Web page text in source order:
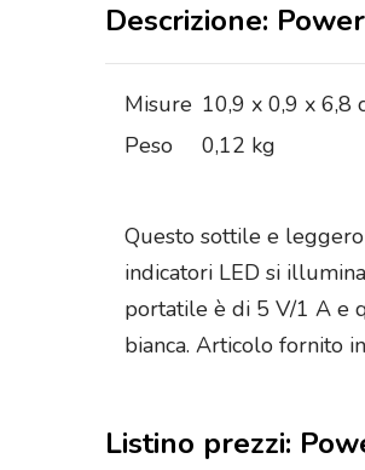
Descrizione:
Misure 10,9 x 0,9 x 6,8
Peso
0,12 kg
Questo sottile e
indicatori LED si
portatile è di 5 V/1 A e
bianca. Articolo fornito
Listino prezzi: